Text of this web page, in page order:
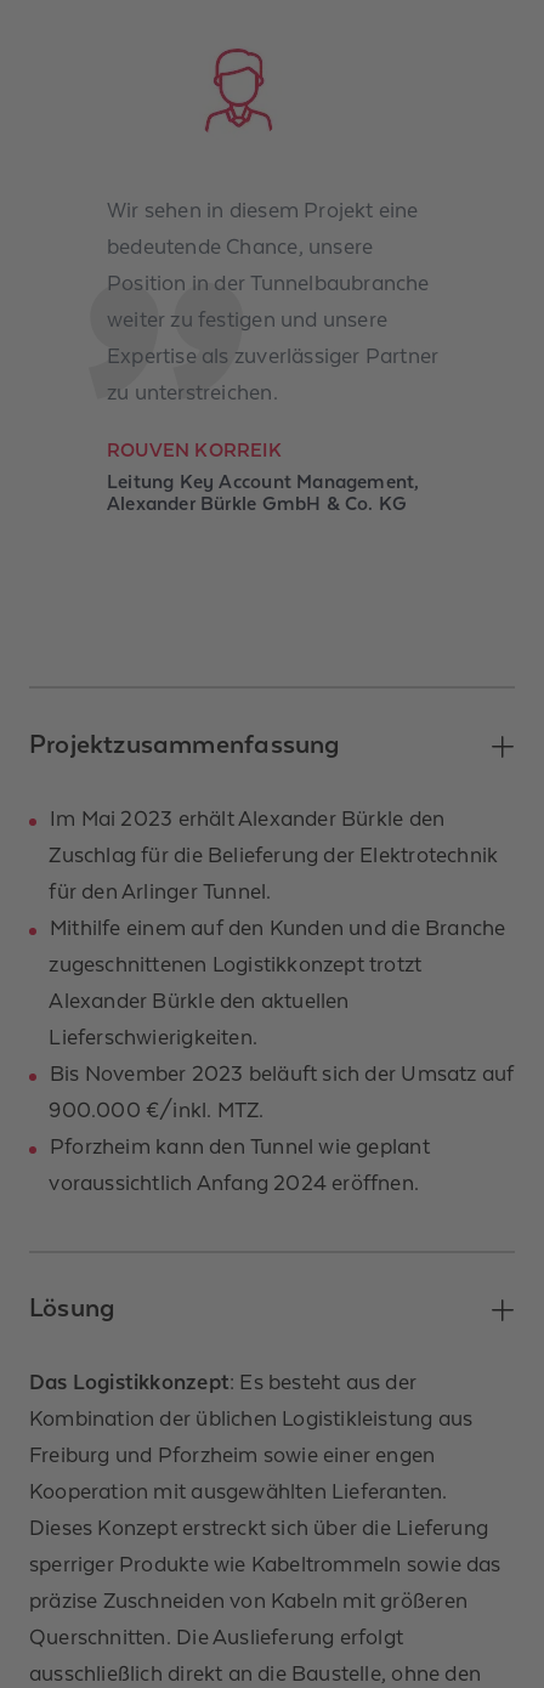
Wir sehen in diesem Projekt eine
bedeutende Chance, unsere
Position in der Tunnelbaubranche
weiter zu festigen und unsere
Expertise als zuverlässiger Partner
zu unterstreichen.
ROUVEN KORREIK
Leitung Key Account Management,
Alexander Bürkle GmbH & Co. KG
Projektzusammenfassung
Im Mai 2023 erhält Alexander Bürkle den
Zuschlag für die Belieferung der Elektrotechnik
für den Arlinger Tunnel.
Mithilfe einem auf den Kunden und die Branche
zugeschnittenen Logistikkonzept trotzt
Alexander Bürkle den aktuellen
Lieferschwierigkeiten.
Bis November 2023 beläuft sich der Umsatz auf
900.000 €/inkl. MTZ.
Pforzheim kann den Tunnel wie geplant
voraussichtlich Anfang 2024 eröffnen.
Lösung
Das Logistikkonzept: Es besteht aus der
Kombination der üblichen Logistikleistung aus
Freiburg und Pforzheim sowie einer engen
Kooperation mit ausgewählten Lieferanten.
Dieses Konzept erstreckt sich über die Lieferung
sperriger Produkte wie Kabeltrommeln sowie das
präzise Zuschneiden von Kabeln mit größeren
Querschnitten. Die Auslieferung erfolgt
ausschließlich direkt an die Baustelle, ohne den